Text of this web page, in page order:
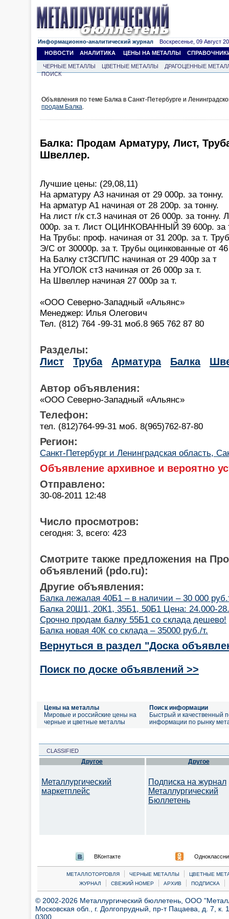
Информационно-аналитический журнал Воскресенье, 09 Август
НОВОСТИ
АНАЛИТИКА ЦЕНЫ НА МЕТАЛЛЫ
ЧЕРНЫЕ МЕТАЛЛЫ ЦВЕТНЫЕ МЕТАЛЛЫ
ДРАГОЦЕННЫЕ
ПОИСК
Объявления по теме Балка в Санкт-Петербурге и
продам Балка.
Балка: Продам Арматуру, Лист,
Швеллер.
Лучшие цены: (29,08,11)
На арматуру А3 начиная от 29 000р. за тонну.
На арматур А1 начиная от 28 200р. за тонну.
На лист г/к ст.3 начиная от 26 000р. за
000р. за т. Лист ОЦИНКОВАННЫЙ 39 600р. за
На Трубы: проф. начиная от 31 200р. за т.
Э/С от 30000р. за т. Трубы оцинкованные от 46
На Балку ст3СП/ПС начиная от 29 400р за т
На УГОЛОК ст3 начиная от 26 000р за т.
На Швеллер начиная 27 000р за т.
«ООО Северно-Западный «Альянс»
Менеджер: Илья Олегович
Тел. (812) 764 -99-31 моб.8 965 762 87 80
Разделы:
Лист
Труба Арматура Балка
Автор объявления:
«ООО Северно-Западный «Альянс»
Телефон:
тел. (812)764-99-31 моб. 8(965)762-87-80
Регион:
Санкт-Петербург и Ленинградская область,
Объявление архивное и вероятно
Отправлено:
30-08-2011 12:48
Число просмотров:
сегодня: 3, всего: 423
Смотрите также предложения на
объявлений (pdo.ru):
Другие объявления:
Балка лежалая 40Б1 – в наличии – 30 000
Балка 20Ш1, 20К1, 35Б1, 50Б1 Цена: 24.000-
Срочно продам балку 55Б1 со склада дешево!
Балка новая 40К со склада – 35000 руб./т.
Вернуться в раздел "Доска
Поиск по доске объявлений >>
Цены на металлы
Мировые и российские цены на
черные и цветные металлы
Поиск информации
Быстрый и качественный
информации по рынку
CLASSIFIED
Другое
Металлургический
маркетплейс
Другое
Подписка на журнал
Металлургический
Бюллетень
ВКонтакте
МЕТАЛЛОТОРГОВЛЯ | ЧЕРНЫЕ МЕТАЛЛЫ |
ЦВЕТНЫЕ
ЖУРНАЛ
| СВЕЖИЙ НОМЕР | АРХИВ | ПОДПИСКА |
© 2002-2026 Металлургический бюллетень, ООО
Московская обл., г. Долгопрудный, пр-т Пацаева, д. 7,
0300